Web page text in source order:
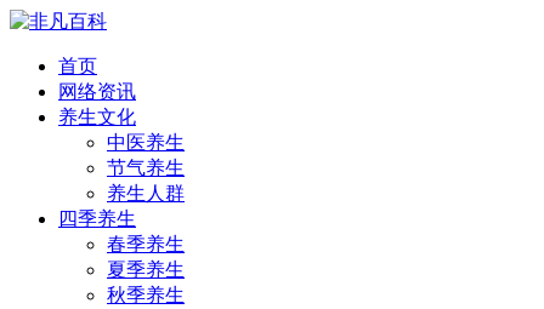
首页
网络资讯
养生文化
中医养生
节气养生
养生人群
四季养生
春季养生
夏季养生
秋季养生